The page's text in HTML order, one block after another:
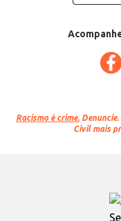
Racismo é crime.
Civil mais